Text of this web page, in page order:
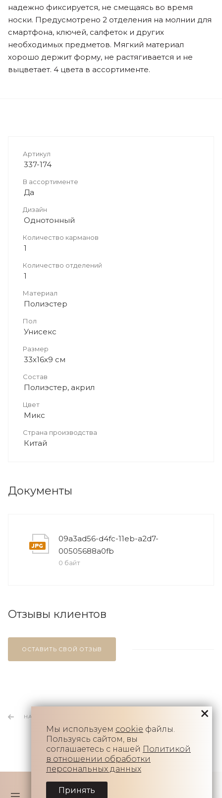
надежно фиксируется, не смещаясь во время
носки. Предусмотрено 2 отделения на молнии для
смартфона, ключей, салфеток и других
необходимых предметов. Мягкий материал
хорошо держит форму, не растягивается и не
выцветает. 4 цвета в ассортименте.
Артикул
337-174
В ассортименте
Да
Дизайн
Однотонный
Количество карманов
1
Количество отделений
1
Материал
Полиэстер
Пол
Унисекс
Размер
33х16х9 см
Состав
Полиэстер, акрил
Цвет
Микс
Страна производства
Китай
Документы
09a3ad56-d4fc-11eb-a2d7-
00505688a0fb
0 байт
Отзывы клиентов
ОСТАВИТЬ СВОЙ ОТЗЫВ
НАЗАД К СПИСКУ
Мы используем cookie файлы.
Пользуясь сайтом, вы
соглашаетесь с нашей Политикой
в отношении обработки
персональных данных
Принять